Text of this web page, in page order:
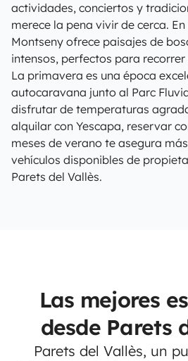
actividades, conciertos y
merece la pena vivir de cerca.
Montseny ofrece paisajes de
intensos, perfectos para
La primavera es una época
autocaravana junto al Parc
disfrutar de temperaturas
alquilar con Yescapa, reservar
meses de verano te asegura
vehículos disponibles de
Parets del Vallès.
Las mejores
desde Parets
Parets del Vallès, un